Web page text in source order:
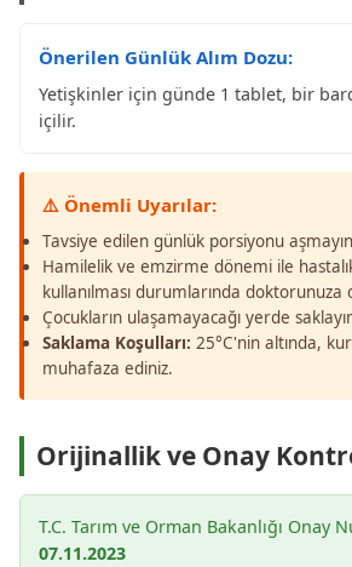
Önerilen Günlük Alım Dozu:
Yetişkinler için günde 1 tablet, bir
içilir.
⚠️ Önemli Uyarılar:
Tavsiye edilen günlük porsiyonu
Hamilelik ve emzirme dönemi ile
kullanılması durumlarında doktorunuza
Çocukların ulaşamayacağı yerde
Saklama Koşulları: 25°C'nin altında,
muhafaza ediniz.
Orijinallik ve Onay
T.C. Tarım ve Orman Bakanlığı Onay
07.11.2023